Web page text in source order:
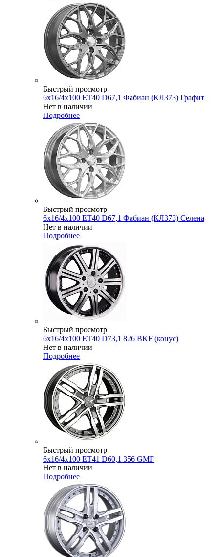
Быстрый просмотр
6x16/4x100 ET40 D67,1 Фабиан (КЛ373) Графит
Нет в наличии
Подробнее
Быстрый просмотр
6x16/4x100 ET40 D67,1 Фабиан (КЛ373) Селена
Нет в наличии
Подробнее
Быстрый просмотр
6x16/4x100 ET40 D73,1 826 BKF (конус)
Нет в наличии
Подробнее
Быстрый просмотр
6x16/4x100 ET41 D60,1 356 GMF
Нет в наличии
Подробнее